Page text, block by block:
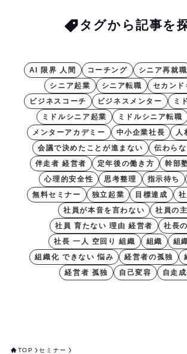
タグから記事を
AI 限界 人間 コーチング シニア再就職
シニア起業
シニア転職
セカンド
ビジネスコーチ
ビジネスメンター
ミ
ミドルシニア起業
ミドルシニア転職
メンターアカデミー
中小企業社長 人
会議で決めたことが進まない
伝わらな
伴走者 経営者
定年後の働き方 幹部
心理的安全性
思考整理 指示待ち
無料セミナー
独立起業 目標達成
社員が本音を言わない
社員の
社員 育たない 理由 経営者
社長
社長 一人 空回り 組織
組織
組
組織化 できない 悩み
経営者の孤独
経営者 孤独
自己変容 自走
TOP セミナー